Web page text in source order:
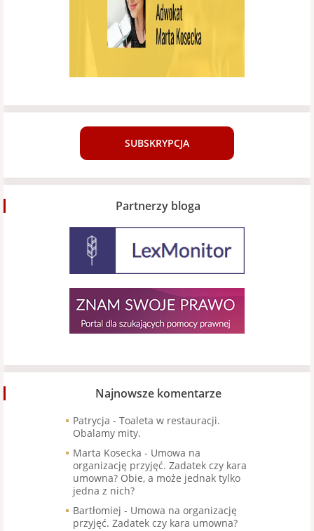
SUBSKRYPCJA
Partnerzy bloga
Najnowsze komentarze
Patrycja - Toaleta w restauracji.
Obalamy mity.
Marta Kosecka - Umowa na
organizację przyjęć. Zadatek czy kara
umowna? Obie, a może jednak tylko
jedna z nich?
Bartłomiej - Umowa na organizację
przyjęć. Zadatek czy kara umowna?